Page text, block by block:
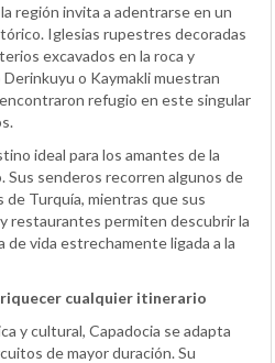
región invita a adentrarse en un
Iglesias rupestres decoradas
excavados en la roca y
o Kaymakli muestran
refugio en este singular
ideal para los amantes de la
Sus senderos recorren algunos de
de Turquía, mientras que sus
restaurantes permiten descubrir la
de vida estrechamente ligada a la
cualquier itinerario
y cultural, Capadocia se adapta
de mayor duración. Su